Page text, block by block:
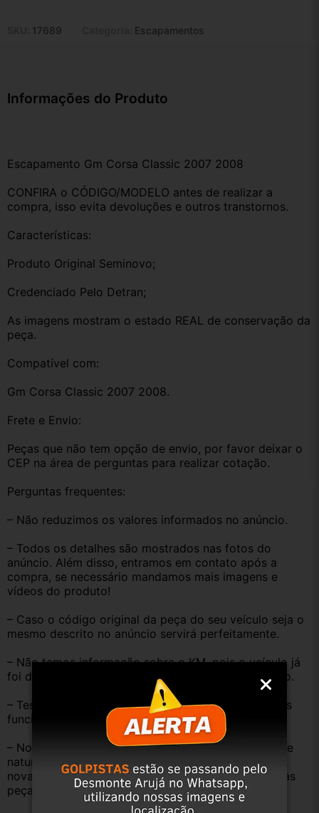
17689 Escapamentos
Informações do Produto
Escapamento Gm Corsa Classic 2007 2008
CONFIRA o CÓDIGO/MODELO antes de realizar a
compra, isso evita devoluções e outros transtornos.
Características:
Produto Original Seminovo;
Credenciado Pelo Detran;
As imagens mostram o estado REAL de conservação da
peça.
Compatível com:
Gm Corsa Classic 2007 2008.
Frete e Envio:
Peças que não tem opção de envio, por favor deixar o
CEP na área de perguntas para realizar cotação.
Perguntas frequentes:
– Não reduzimos os valores informados no anúncio.
– Todos os detalhes são mostrados nas fotos do
anúncio. Além disso, entramos em contato após a
compra, se necessário mandamos mais imagens e
vídeos do produto!
– Caso o código original da peça do seu veículo seja o
mesmo descrito no anúncio servirá perfeitamente.
– Não temos informação sobre o KM, pois o veículo já
foi desmontado. No entanto, estão em ótimo estado.
– Testamos as peças antes de anunciar e enviar, elas
funcionam perfeitamente.
– Nossas peças são USADAS e apresentam desgaste
natural pelo tempo. Peças perfeitas são apenas as
novas e sem uso. No entanto, garantimos que nossas
peças estão em BOM ESTADO e foram testadas.